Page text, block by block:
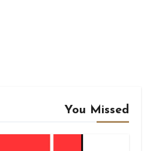
You Missed